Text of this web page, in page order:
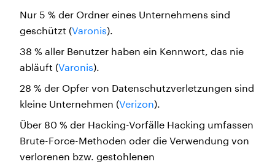
Nur 5 % der Ordner eines Unternehmens sind
geschützt (Varonis).
38 % aller Benutzer haben ein Kennwort, das nie
abläuft (Varonis).
28 % der Opfer von Datenschutzverletzungen sind
kleine Unternehmen (Verizon).
Über 80 % der Hacking-Vorfälle Hacking umfassen
Brute-Force-Methoden oder die Verwendung von
verlorenen bzw. gestohlenen